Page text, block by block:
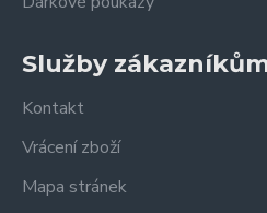
Služby
Kontakt
Vrácení zboží
Mapa stránek